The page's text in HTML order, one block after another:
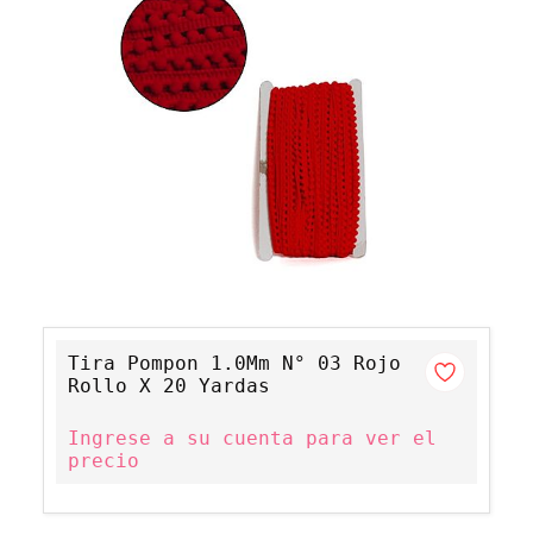
Tira Pompon 1.0Mm N° 03 Rojo
Rollo X 20 Yardas
Ingrese a su cuenta para ver el
precio